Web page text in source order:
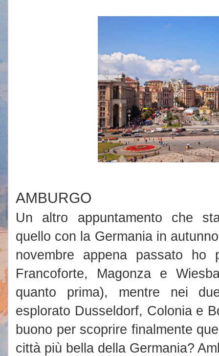
AMBURGO
Un altro appuntamento che
quello con la Germania in
novembre appena passato
Francoforte, Magonza e
quanto prima), mentre nei
esplorato Dusseldorf, Colonia e
buono per scoprire finalmente
città più bella della Germania?